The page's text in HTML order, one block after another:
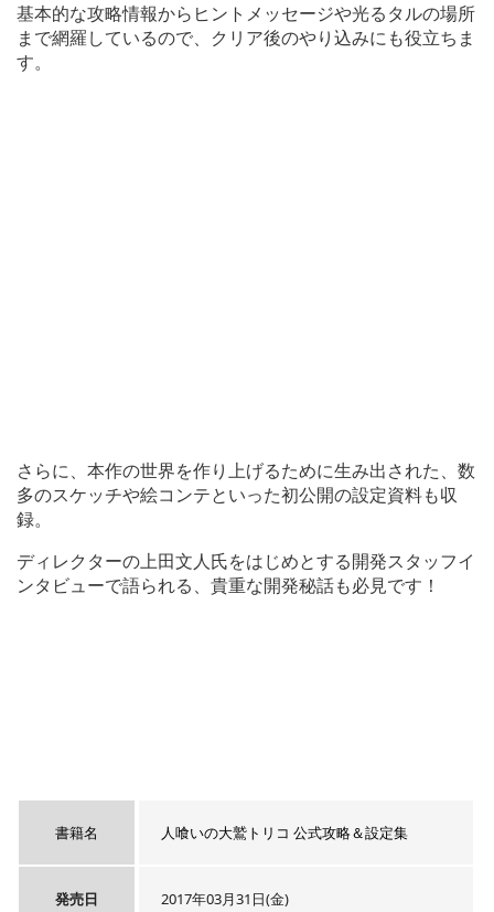
基本的な攻略情報からヒントメッセージや光るタルの場所
まで網羅しているので、クリア後のやり込みにも役立ちま
す。
さらに、本作の世界を作り上げるために生み出された、数
多のスケッチや絵コンテといった初公開の設定資料も収
録。
ディレクターの上田文人氏をはじめとする開発スタッフイ
ンタビューで語られる、貴重な開発秘話も必見です！
書籍名 人喰いの大鷲トリコ 公式攻略＆設定集
発売日 2017年03月31日(金)